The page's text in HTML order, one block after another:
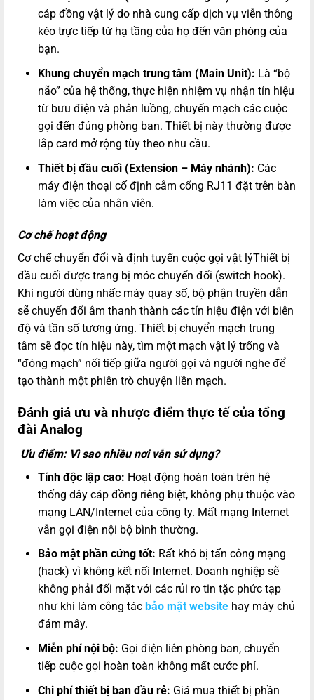
cáp đồng vật lý do nhà cung cấp dịch vụ viễn thông
kéo trực tiếp từ hạ tầng của họ đến văn phòng của
bạn.
Khung chuyển mạch trung tâm (Main Unit): Là “bộ
não” của hệ thống, thực hiện nhiệm vụ nhận tín hiệu
từ bưu điện và phân luồng, chuyển mạch các cuộc
gọi đến đúng phòng ban. Thiết bị này thường được
lắp card mở rộng tùy theo nhu cầu.
Thiết bị đầu cuối (Extension – Máy nhánh): Các
máy điện thoại cố định cắm cổng RJ11 đặt trên bàn
làm việc của nhân viên.
Cơ chế hoạt động
Cơ chế chuyển đổi và định tuyến cuộc gọi vật lýThiết bị
đầu cuối được trang bị móc chuyển đổi (switch hook).
Khi người dùng nhấc máy quay số, bộ phận truyền dẫn
sẽ chuyển đổi âm thanh thành các tín hiệu điện với biên
độ và tần số tương ứng. Thiết bị chuyển mạch trung
tâm sẽ đọc tín hiệu này, tìm một mạch vật lý trống và
“đóng mạch” nối tiếp giữa người gọi và người nghe để
tạo thành một phiên trò chuyện liền mạch.
Đánh giá ưu và nhược điểm thực tế của tổng
đài Analog
Ưu điểm: Vì sao nhiều nơi vẫn sử dụng?
Tính độc lập cao: Hoạt động hoàn toàn trên hệ
thống dây cáp đồng riêng biệt, không phụ thuộc vào
mạng LAN/Internet của công ty. Mất mạng Internet
vẫn gọi điện nội bộ bình thường.
Bảo mật phần cứng tốt: Rất khó bị tấn công mạng
(hack) vì không kết nối Internet. Doanh nghiệp sẽ
không phải đối mặt với các rủi ro tin tặc phức tạp
như khi làm công tác bảo mật website hay máy chủ
đám mây.
Miễn phí nội bộ: Gọi điện liên phòng ban, chuyển
tiếp cuộc gọi hoàn toàn không mất cước phí.
Chi phí thiết bị ban đầu rẻ: Giá mua thiết bị phần